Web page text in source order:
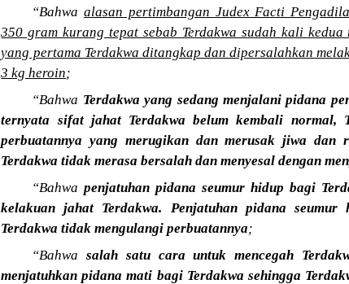
“Bahwa alasan pertimbangan Judex Facti
350 gram kurang tepat sebab Terdakwa sudah kali
yang pertama Terdakwa ditangkap dan dipersalahkan
3 kg heroin;
“Bahwa Terdakwa yang sedang menjalani pidana
ternyata sifat jahat Terdakwa belum kembali normal,
perbuatannya yang merugikan dan merusak jiwa dan
Terdakwa tidak merasa bersalah dan menyesal dengan
“Bahwapenjatuhan pidana seumur hidup bagi
kelakuan jahat Terdakwa. Penjatuhan pidana
Terdakwa tidak mengulangi perbuatannya;
“Bahwa salah satu cara untuk mencegah
menjatuhkan pidana mati bagi Terdakwa sehingga